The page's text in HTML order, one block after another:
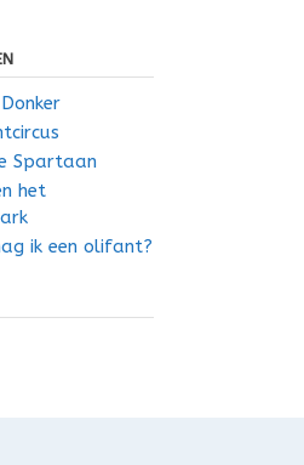
Spartaan
het
ik een olifant?